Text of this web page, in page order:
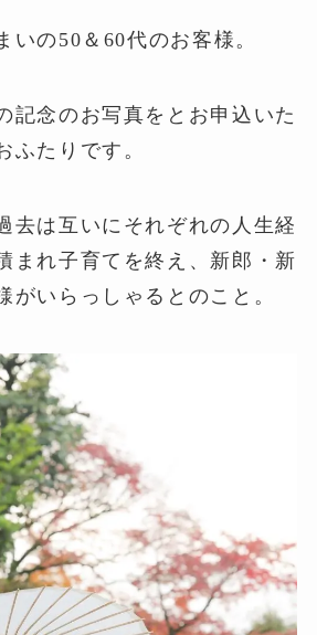
いの50＆60代のお客様。
記念のお写真をとお申込いた
ふたりです。
去は互いにそれぞれの人生経
まれ子育てを終え、新郎・新
がいらっしゃるとのこと。